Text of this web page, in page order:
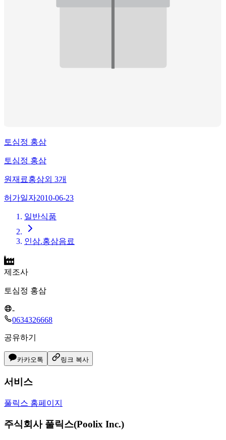
토심정 홍삼
토심정 홍삼
원재료홍삼외 3개
허가일자2010-06-23
일반식품
인삼.홍삼음료
제조사
토심정 홍삼
-
0634326668
공유하기
카카오톡 링크 복사
서비스
풀릭스 홈페이지
주식회사 풀릭스(Poolix Inc.)